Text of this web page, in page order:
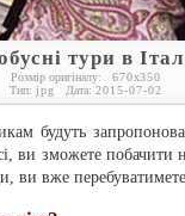
тури в
Розмір оригіналу: 670x350
Тип: jpg Дата: 2015-07-02
будуть
ви зможете побачити
ви вже